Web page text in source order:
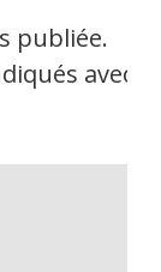
publiée.
avec